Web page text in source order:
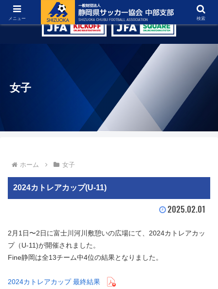
グラウンド紹介 リンク集 お問い合わせ
女子
ホーム 女子
2024カトレアカップ(U-11)
2025.02.01
2月1日〜2日に富士川河川敷憩いの広場にて、2024カトレアカッ
プ（U-11)が開催されました。
Fine静岡は全13チーム中4位の結果となりました。
2024カトレアカップ 最終結果
メニュー 検索